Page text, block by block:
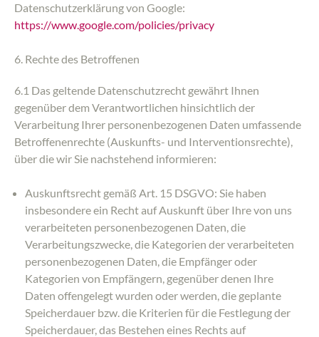
Datenschutzerklärung von Google:
https://www.google.com/policies/privacy
6. Rechte des Betroffenen
6.1 Das geltende Datenschutzrecht gewährt Ihnen
gegenüber dem Verantwortlichen hinsichtlich der
Verarbeitung Ihrer personenbezogenen Daten umfassende
Betroffenenrechte (Auskunfts- und Interventionsrechte),
über die wir Sie nachstehend informieren:
Auskunftsrecht gemäß Art. 15 DSGVO: Sie haben
insbesondere ein Recht auf Auskunft über Ihre von uns
verarbeiteten personenbezogenen Daten, die
Verarbeitungszwecke, die Kategorien der verarbeiteten
personenbezogenen Daten, die Empfänger oder
Kategorien von Empfängern, gegenüber denen Ihre
Daten offengelegt wurden oder werden, die geplante
Speicherdauer bzw. die Kriterien für die Festlegung der
Speicherdauer, das Bestehen eines Rechts auf